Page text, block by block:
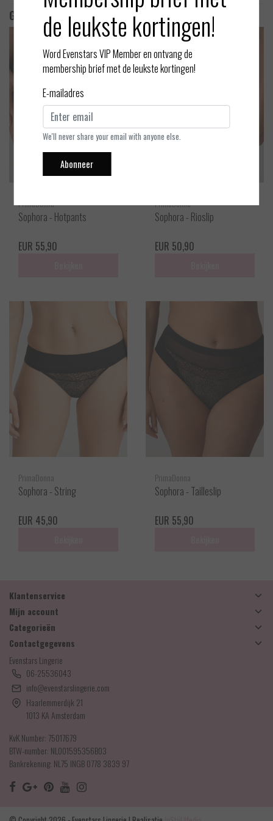
Gerelateerde producten
PrimaDonna
Sophora - Hotpants
EUR 55,90
PrimaDonna
Sophora - Rioslip
EUR 50,90
PrimaDonna
Sophora - String
EUR 45,90
PrimaDonna
Sophora - Tailleslip
EUR 55,90
Klantenservice
Mijn account
Categorieën
Contactgegevens
Evenstars Lingerie
06-25536043
info@evenstarslingerie.com
Haarlemmerdijk 21
1013 KA Amsterdam
KvK Number: 75017679
BTW-number: NL001595356B03
Bankrekening: NL75 INGB 0778 3839 97
de leukste kortingen!
Word Evenstars VIP Member en ontvang de
membership brief met de leukste kortingen!
E-mailadres
We'll never share your email with anyone else.
Abonneer